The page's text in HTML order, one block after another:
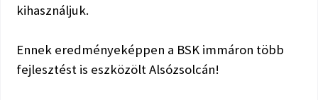
kihasználjuk.
Ennek eredményeképpen a BSK immáron több
fejlesztést is eszközölt Alsózsolcán!